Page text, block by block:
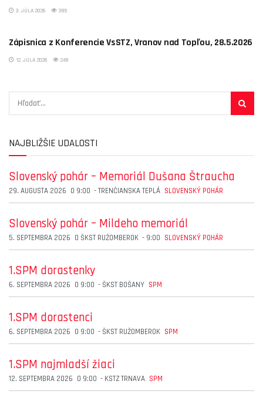
3. JÚLA 2026 385
Zápisnica z Konferencie VsSTZ, Vranov nad Topľou, 28.5.2026
12. JÚLA 2026 248
NAJBLIŽŠIE UDALOSTI
Slovenský pohár – Memoriál Dušana Štraucha
29. AUGUSTA 2026 O 9:00 -TRENČIANSKA TEPLÁ SLOVENSKÝ POHÁR
Slovenský pohár – Mildeho memoriál
5. SEPTEMBRA 2026 O ŠKST RUŽOMBEROK - 9:00 SLOVENSKÝ POHÁR
1.SPM dorastenky
6. SEPTEMBRA 2026 O 9:00 - ŠKST BOŠANY SPM
1.SPM dorastenci
6. SEPTEMBRA 2026 O 9:00 - ŠKST RUŽOMBEROK SPM
1.SPM najmladší žiaci
12. SEPTEMBRA 2026 O 9:00 - KSTZ TRNAVA SPM